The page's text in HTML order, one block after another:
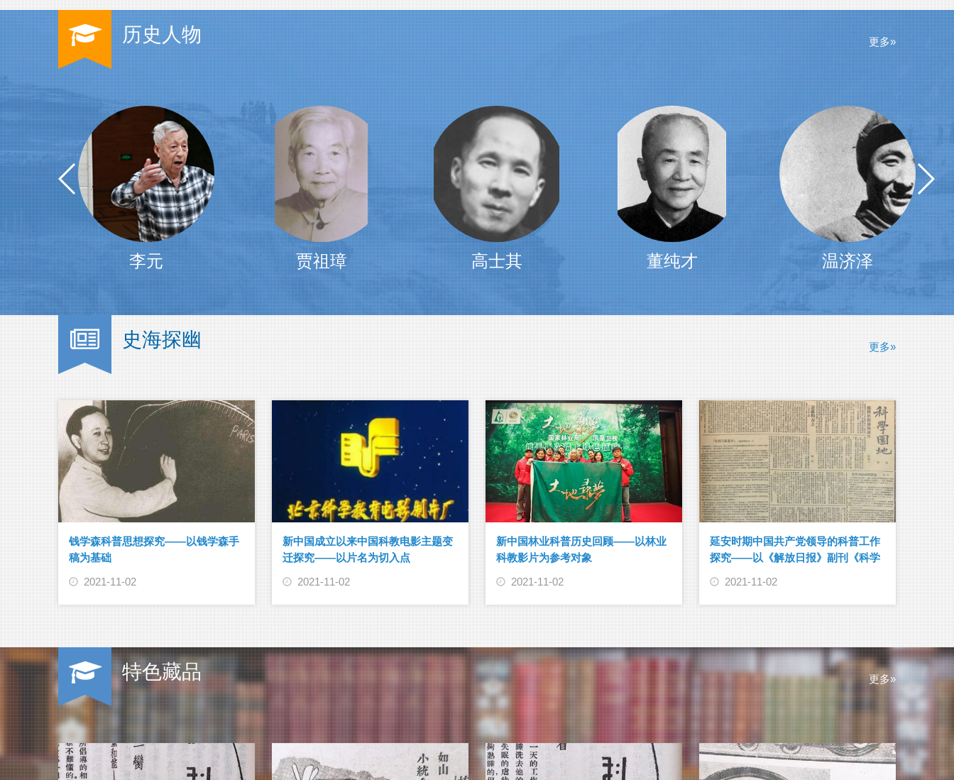
历史人物 更多»
贾祖璋 高士其 董纯才 温济泽 茅以升
史海探幽 更多»
钱学森科普思想探究——以钱学森手
稿为基础
2021-11-02
新中国成立以来中国科教电影主题变
迁探究——以片名为切入点
2021-11-02
新中国林业科普历史回顾——以林业
科教影片为参考对象
2021-11-02
延安时期中国共产党领导的科普工作
探究——以《解放日报》副刊《科学
2021-11-02
特色藏品 更多»